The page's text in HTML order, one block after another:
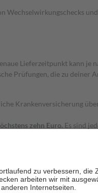
Lieferzeitpunkt kann je
Prüfungen, die zu
Krankenversicherung
zehn Euro. Es sind
fallenkeine Zuzahlungen